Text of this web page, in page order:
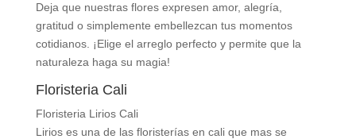
Deja que nuestras flores expresen amor, alegría,
gratitud o simplemente embellezcan tus momentos
cotidianos. ¡Elige el arreglo perfecto y permite que la
naturaleza haga su magia!
Floristeria Cali
Floristeria Lirios Cali
Lirios es una de las floristerías en cali que mas se